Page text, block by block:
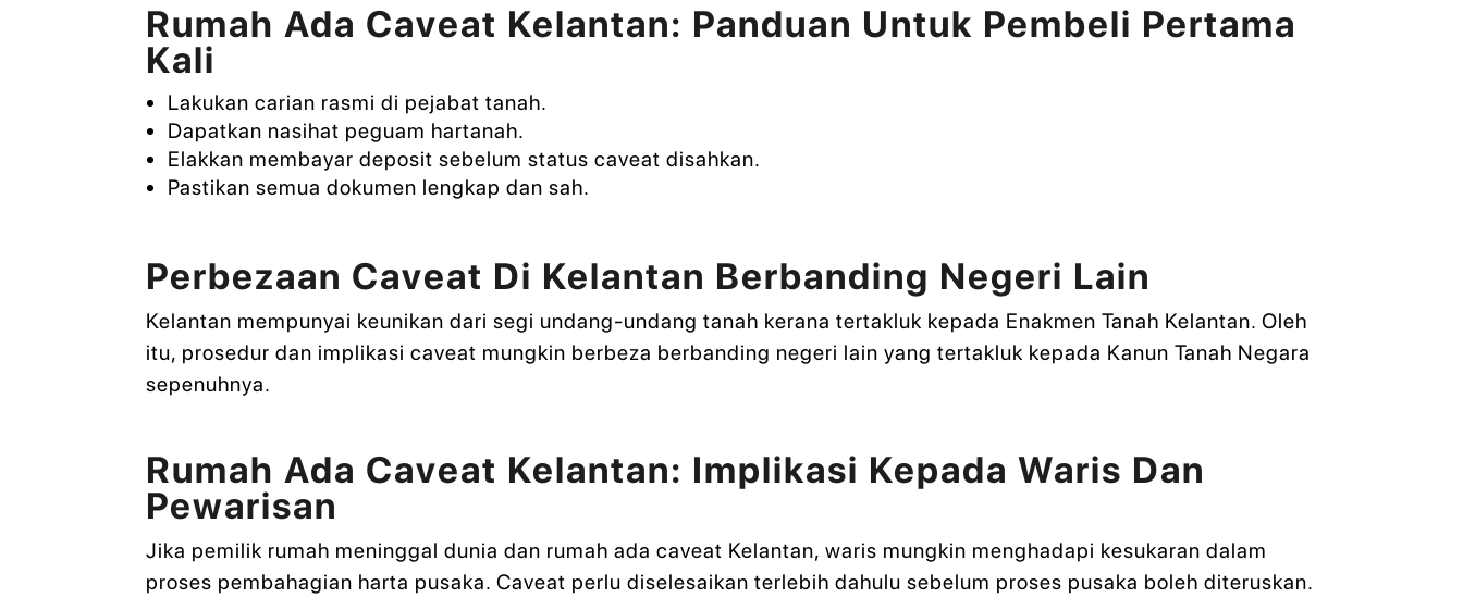
Rumah Ada Caveat Kelantan: Panduan Untuk Pembeli Pertama
Kali
Lakukan carian rasmi di pejabat tanah.
Dapatkan nasihat peguam hartanah.
Elakkan membayar deposit sebelum status caveat disahkan.
Pastikan semua dokumen lengkap dan sah.
Perbezaan Caveat Di Kelantan Berbanding Negeri Lain
Kelantan mempunyai keunikan dari segi undang-undang tanah kerana tertakluk kepada Enakmen Tanah Kelantan. Oleh
itu, prosedur dan implikasi caveat mungkin berbeza berbanding negeri lain yang tertakluk kepada Kanun Tanah Negara
sepenuhnya.
Rumah Ada Caveat Kelantan: Implikasi Kepada Waris Dan
Pewarisan
Jika pemilik rumah meninggal dunia dan rumah ada caveat Kelantan, waris mungkin menghadapi kesukaran dalam
proses pembahagian harta pusaka. Caveat perlu diselesaikan terlebih dahulu sebelum proses pusaka boleh diteruskan.